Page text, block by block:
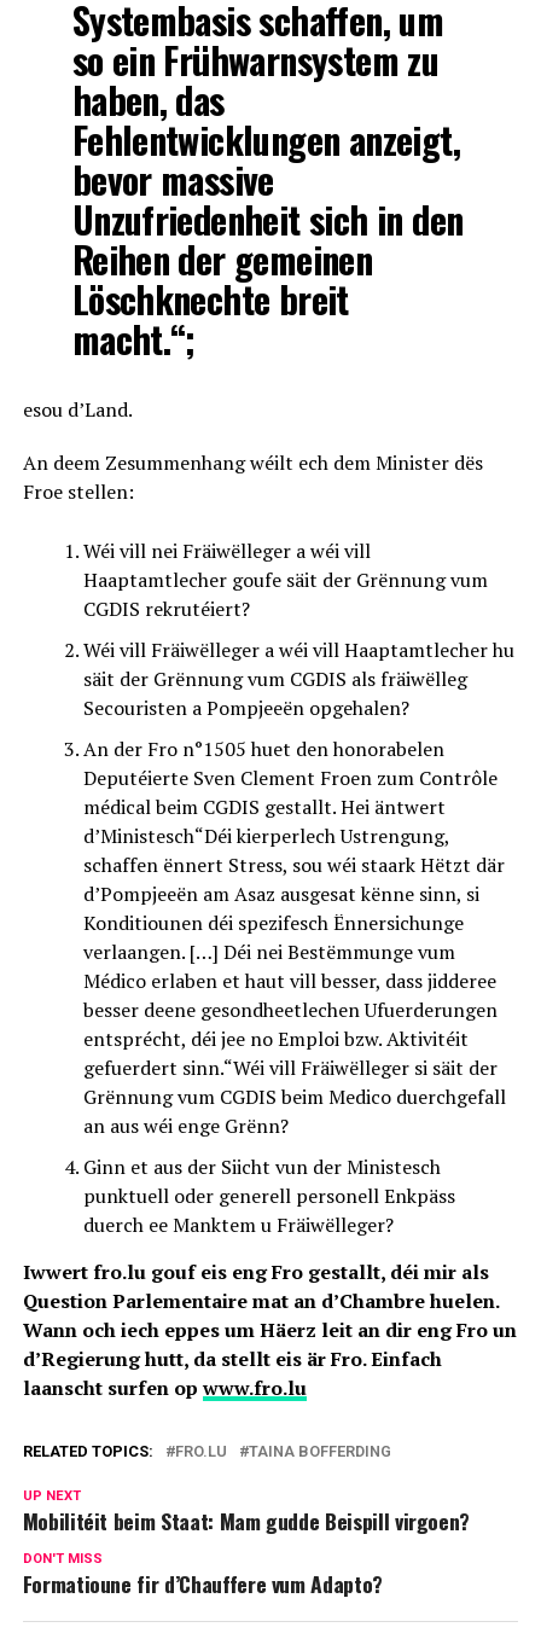
Systembasis schaffen, um
so ein Frühwarnsystem zu
haben, das
Fehlentwicklungen anzeigt,
bevor massive
Unzufriedenheit sich in den
Reihen der gemeinen
Löschknechte breit
macht.“;
esou d’Land.
An deem Zesummenhang wéilt ech dem Minister dës
Froe stellen:
Wéi vill nei Fräiwëlleger a wéi vill
Haaptamtlecher goufe säit der Grënnung vum
CGDIS rekrutéiert?
Wéi vill Fräiwëlleger a wéi vill Haaptamtlecher hu
säit der Grënnung vum CGDIS als fräiwëlleg
Secouristen a Pompjeeën opgehalen?
An der Fro n°1505 huet den honorabelen
Deputéierte Sven Clement Froen zum Contrôle
médical beim CGDIS gestallt. Hei äntwert
d’Ministesch“Déi kierperlech Ustrengung,
schaffen ënnert Stress, sou wéi staark Hëtzt där
d’Pompjeeën am Asaz ausgesat kënne sinn, si
Konditiounen déi spezifesch Ënnersichunge
verlaangen. […] Déi nei Bestëmmunge vum
Médico erlaben et haut vill besser, dass jidderee
besser deene gesondheetlechen Ufuerderungen
entsprécht, déi jee no Emploi bzw. Aktivitéit
gefuerdert sinn.“Wéi vill Fräiwëlleger si säit der
Grënnung vum CGDIS beim Medico duerchgefall
an aus wéi enge Grënn?
Ginn et aus der Siicht vun der Ministesch
punktuell oder generell personell Enkpäss
duerch ee Manktem u Fräiwëlleger?
Iwwert fro.lu gouf eis eng Fro gestallt, déi mir als
Question Parlementaire mat an d’Chambre huelen.
Wann och iech eppes um Häerz leit an dir eng Fro un
d’Regierung hutt, da stellt eis är Fro. Einfach
laanscht surfen opwww.fro.lu
RELATED TOPICS: FRO.LU TAINA BOFFERDING
UP NEXT
Mobilitéit beim Staat: Mam gudde Beispill virgoen?
DON'T MISS
Formatioune fir d’Chauffere vum Adapto?